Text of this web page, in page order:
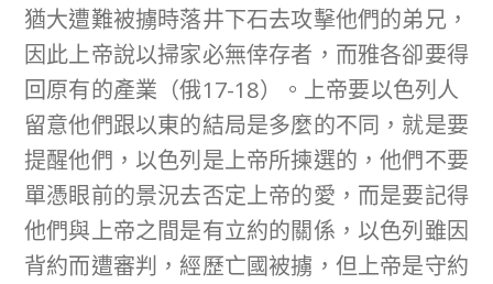
猶大遭難被擄時落井下石去攻擊他們的弟兄，
因此上帝說以掃家必無倖存者，而雅各卻要得
回原有的產業（俄17-18）。上帝要以色列人
留意他們跟以東的結局是多麼的不同，就是要
提醒他們，以色列是上帝所揀選的，他們不要
單憑眼前的景況去否定上帝的愛，而是要記得
他們與上帝之間是有立約的關係，以色列雖因
背約而遭審判，經歷亡國被擄，但上帝是守約